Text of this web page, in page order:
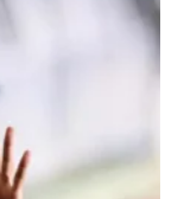
oleh jenama
untuk
mata hitam
pasaran. Ia boleh
elemen